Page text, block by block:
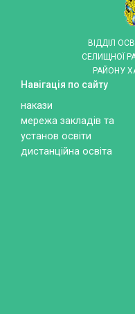
ВІДДІЛ
СЕЛИЩНОЇ
РАЙОНУ
Навігація по сайту
накази
мережа закладів та
установ освіти
дистанційна освіта